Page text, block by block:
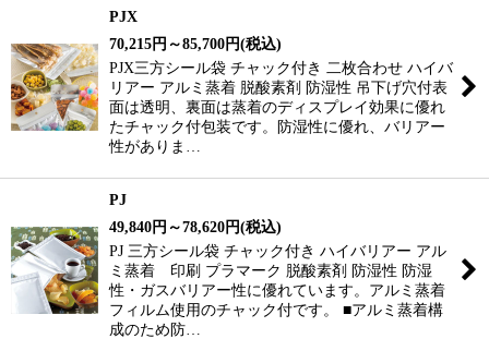
PJX
70,215円 ～85,700円(税込)
PJX三方シール袋 チャック付き 二枚合わせ ハイバ
リアー アルミ蒸着 脱酸素剤 防湿性 吊下げ穴付表
面は透明、裏面は蒸着のディスプレイ効果に優れ
たチャック付包装です。防湿性に優れ、バリアー
性がありま…
PJ
49,840円 ～78,620円(税込)
PJ 三方シール袋 チャック付き ハイバリアー アル
ミ蒸着 印刷 プラマーク 脱酸素剤 防湿性 防湿
性・ガスバリアー性に優れています。アルミ蒸着
フィルム使用のチャック付です。 ■アルミ蒸着構
成のため防…